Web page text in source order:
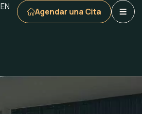
EN
Agendar una Cita